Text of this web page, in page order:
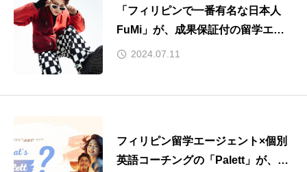
「フィリピンで一番有名な日本人
FuMi」が、成果保証付の留学エー
ジェント『Palett（パレット）』の
2024.07.11
フィリピン留学エージェント×個別
英語コーチングの「Palett」が、学